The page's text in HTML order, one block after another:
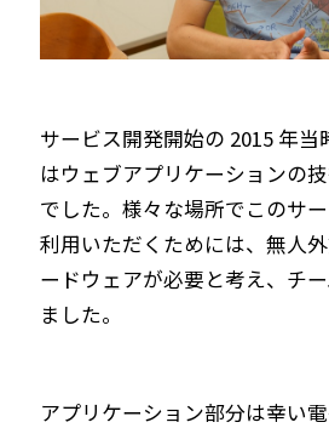
サービス開発開始の 2015 年当
はウェブアプリケーションの
でした。様々な場所でこのサ
利用いただくためには、無人
ードウェアが必要と考え、チ
ました。
アプリケーション部分は幸い